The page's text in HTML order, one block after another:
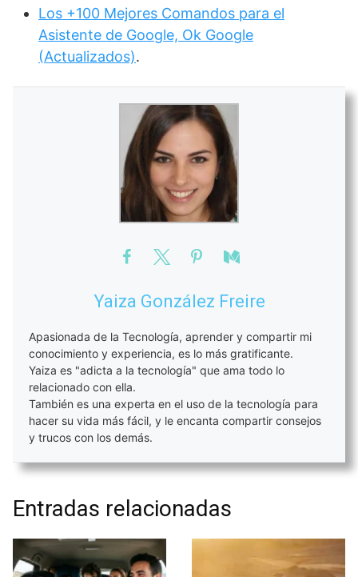
Los +100 Mejores Comandos para el
Asistente de Google, Ok Google
(Actualizados).
Yaiza González Freire
Apasionada de la Tecnología, aprender y compartir mi
conocimiento y experiencia, es lo más gratificante.
Yaiza es "adicta a la tecnología" que ama todo lo
relacionado con ella.
También es una experta en el uso de la tecnología para
hacer su vida más fácil, y le encanta compartir consejos
y trucos con los demás.
Entradas relacionadas